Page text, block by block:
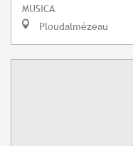
MUSICA
Ploudalmézeau